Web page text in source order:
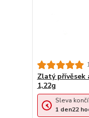
Zlatý přívěsek
1,22g
Sleva končí:
1 den22